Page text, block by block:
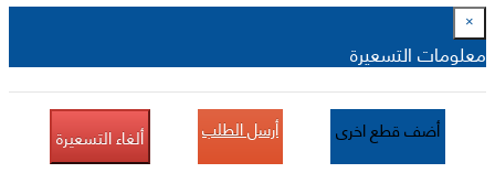
×
معلومات التسعيرة
أضف قطع اخرى أرسل الطلب ألغاء التسعيرة